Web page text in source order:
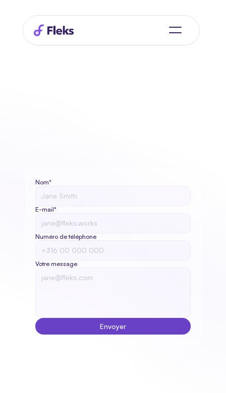
Nom*
E-mail*
Numéro de téléphone
Votre message
Envoyer